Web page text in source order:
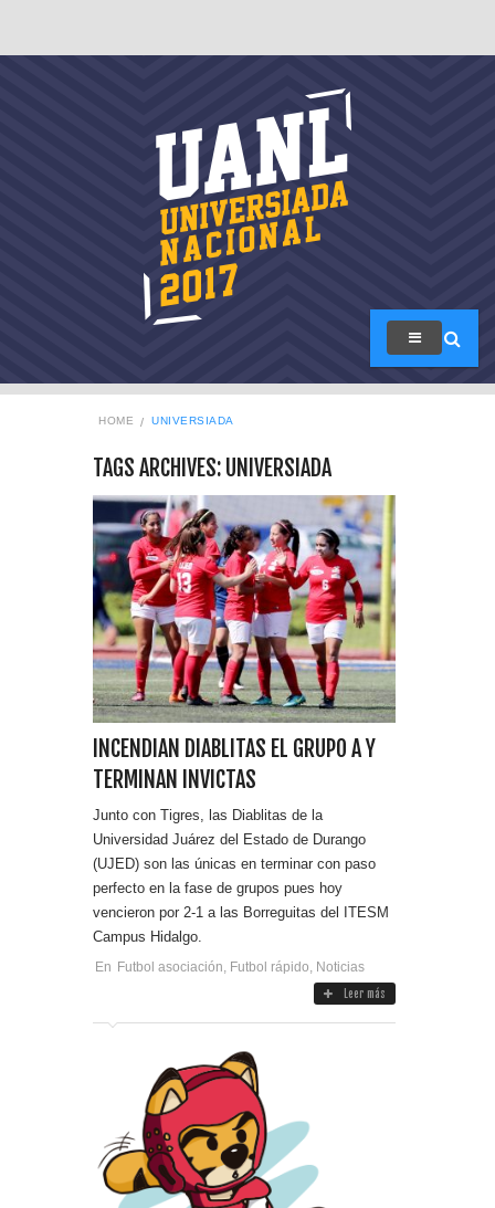
HOME UNIVERSIADA
TAGS ARCHIVES: UNIVERSIADA
INCENDIAN DIABLITAS EL GRUPO A Y
TERMINAN INVICTAS
Junto con Tigres, las Diablitas de la
Universidad Juárez del Estado de Durango
(UJED) son las únicas en terminar con paso
perfecto en la fase de grupos pues hoy
vencieron por 2-1 a las Borreguitas del ITESM
Campus Hidalgo.
En Futbol asociación Futbol rápido Noticias
Leer más